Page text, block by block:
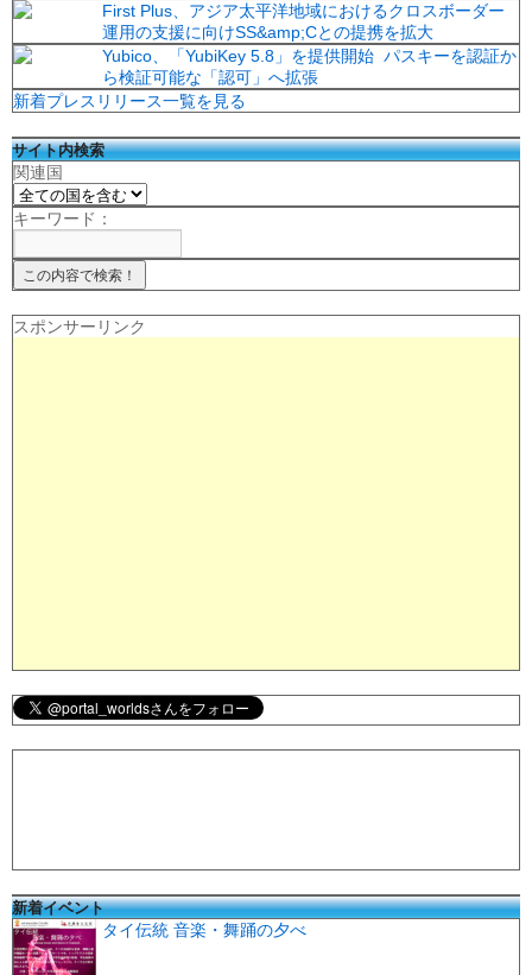
First Plus、アジア太平洋地域におけるクロスボーダー
運用の支援に向けSS&amp;Cとの提携を拡大
Yubico、「YubiKey 5.8」を提供開始 パスキーを認証か
ら検証可能な「認可」へ拡張
新着プレスリリース一覧を見る
サイト内検索
関連国
キーワード：
スポンサーリンク
新着イベント
タイ伝統 音楽・舞踊の夕べ